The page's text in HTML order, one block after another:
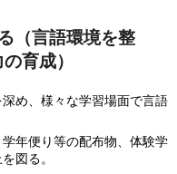
（言語環境を整
育成）
め、様々な学習場面で言語
年便り等の配布物、体験学
図る。